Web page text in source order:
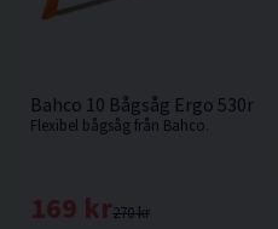
Bahco 10 Bågsåg Ergo 530mm
Flexibel bågsåg från Bahco.
270 kr
169 kr